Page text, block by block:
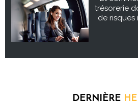
trésorerie
de risques
DERNIÈRE